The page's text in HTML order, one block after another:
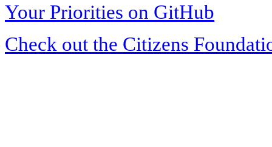
Your Priorities on GitHub
Check out the Citizens